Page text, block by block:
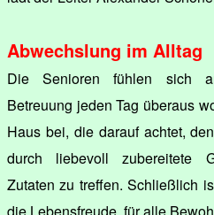
Abwechslung im Alltag
Die Senioren fühlen sich
Betreuung jeden Tag überaus
Haus bei, die darauf achtet,
durch liebevoll zubereitete
Zutaten zu treffen. Schließlich
die Lebensfreude, für alle